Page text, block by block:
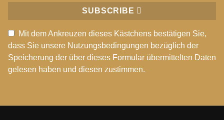
SUBSCRIBE
Mit dem Ankreuzen dieses Kästchens bestätigen Sie,
dass Sie unsere Nutzungsbedingungen bezüglich der
Speicherung der über dieses Formular übermittelten Daten
gelesen haben und diesen zustimmen.